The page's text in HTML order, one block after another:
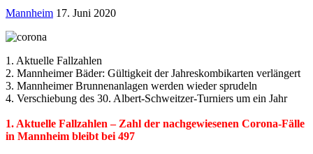
Mannheim 17. Juni 2020
1. Aktuelle Fallzahlen
2. Mannheimer Bäder: Gültigkeit der Jahreskombikarten verlängert
3. Mannheimer Brunnenanlagen werden wieder sprudeln
4. Verschiebung des 30. Albert-Schweitzer-Turniers um ein Jahr
1. Aktuelle Fallzahlen – Zahl der nachgewiesenen Corona-Fälle
in Mannheim bleibt bei 497